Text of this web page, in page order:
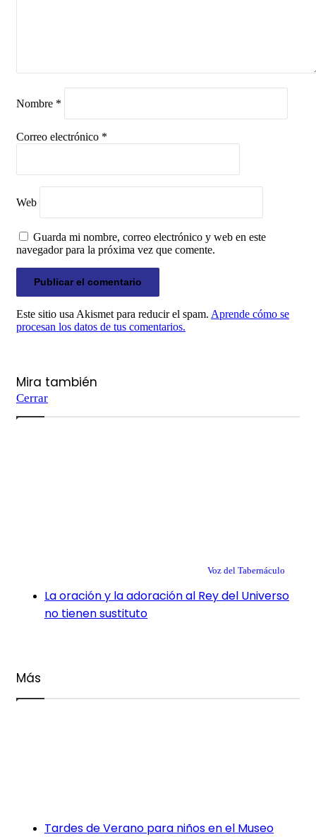
Nombre *
Correo electrónico *
Web
Guarda mi nombre, correo electrónico y web en este
navegador para la próxima vez que comente.
Este sitio usa Akismet para reducir el spam. Aprende cómo se
procesan los datos de tus comentarios.
Mira también
Cerrar
Voz del Tabernáculo
La oración y la adoración al Rey del Universo
no tienen sustituto
Más
Tardes de Verano para niños en el Museo